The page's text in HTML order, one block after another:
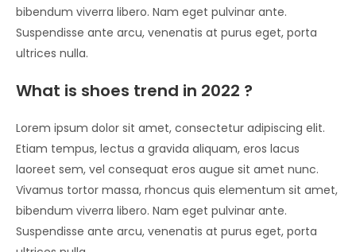
bibendum viverra libero. Nam eget pulvinar ante.
Suspendisse ante arcu, venenatis at purus eget, porta
ultrices nulla.
What is shoes trend in 2022 ?
Lorem ipsum dolor sit amet, consectetur adipiscing elit.
Etiam tempus, lectus a gravida aliquam, eros lacus
laoreet sem, vel consequat eros augue sit amet nunc.
Vivamus tortor massa, rhoncus quis elementum sit amet,
bibendum viverra libero. Nam eget pulvinar ante.
Suspendisse ante arcu, venenatis at purus eget, porta